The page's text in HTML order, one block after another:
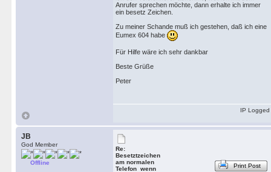
Anrufer sprechen möchte, dann erhalte ich immer
ein besetz Zeichen.
Zu meiner Schande muß ich gestehen, daß ich eine
Eumex 604 habe
Für Hilfe wäre ich sehr dankbar
Beste Grüße
Peter
IP Logged
JB
God Member
Offline
Re:
Besetztzeichen
am normalen
Telefon wenn
Print Post